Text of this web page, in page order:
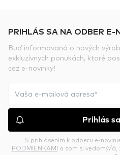
PRIHLÁS SA NA ODBER E-
Buď informovaná o nových
exkluzívnych ponukách, ktoré
cez e-novinky!
Prihlás
S prihlásením k odberu e-
PODMIENKAMI a som si vedomý/á,